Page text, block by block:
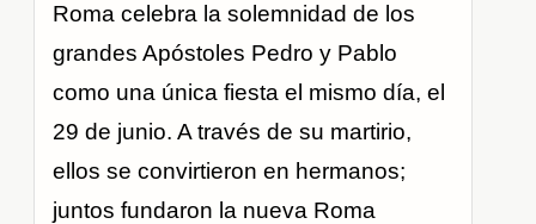
Roma celebra la solemnidad de los
grandes Apóstoles Pedro y Pablo
como una única fiesta el mismo día, el
29 de junio. A través de su martirio,
ellos se convirtieron en hermanos;
juntos fundaron la nueva Roma